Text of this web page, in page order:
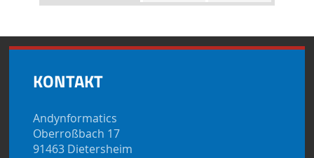
KONTAKT
Andynformatics
Oberroßbach 17
91463 Dietersheim